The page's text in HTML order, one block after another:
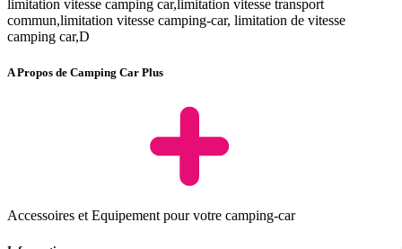
limitation vitesse camping car,limitation vitesse transport
commun,limitation vitesse camping-car, limitation de vitesse
camping car,D
A Propos de Camping Car Plus
Accessoires et Equipement pour votre camping-car